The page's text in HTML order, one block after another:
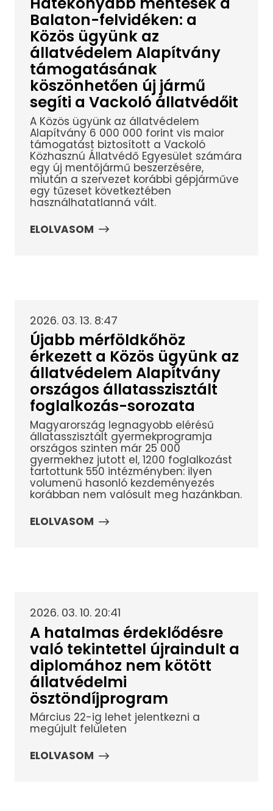
Balaton-felvidéken: a
Közös ügyünk az
állatvédelem Alapítvány
támogatásának
köszönhetően új jármű
segíti a Vackoló állatvédőit
A Közös ügyünk az állatvédelem
Alapítvány 6 000 000 forint vis maior
támogatást biztosított a Vackoló
Közhasznú Állatvédő Egyesület számára
egy új mentőjármű beszerzésére,
miután a szervezet korábbi gépjárműve
egy tűzeset következtében
használhatatlanná vált.
ELOLVASOM
2026. 03. 13. 8:47
Újabb mérföldkőhöz
érkezett a Közös ügyünk az
állatvédelem Alapítvány
országos állatasszisztált
foglalkozás-sorozata
Magyarország legnagyobb elérésű
állatasszisztált gyermekprogramja
országos szinten már 25 000
gyermekhez jutott el, 1200 foglalkozást
tartottunk 550 intézményben: ilyen
volumenű hasonló kezdeményezés
korábban nem valósult meg hazánkban.
ELOLVASOM
2026. 03. 10. 20:41
A hatalmas érdeklődésre
való tekintettel újraindult a
diplomához nem kötött
állatvédelmi
ösztöndíjprogram
Március 22-ig lehet jelentkezni a
megújult felületen
ELOLVASOM